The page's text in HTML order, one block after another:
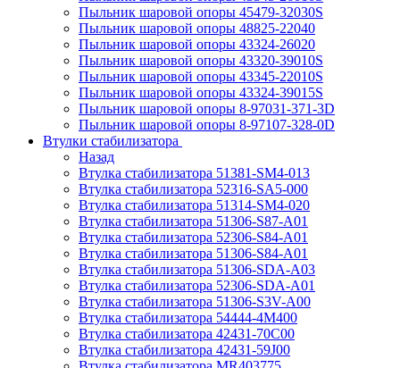
Пыльник шаровой опоры 45479-32030S
Пыльник шаровой опоры 48825-22040
Пыльник шаровой опоры 43324-26020
Пыльник шаровой опоры 43320-39010S
Пыльник шаровой опоры 43345-22010S
Пыльник шаровой опоры 43324-39015S
Пыльник шаровой опоры 8-97031-371-3D
Пыльник шаровой опоры 8-97107-328-0D
Втулки стабилизатора
Назад
Втулка стабилизатора 51381-SM4-013
Втулка стабилизатора 52316-SA5-000
Втулка стабилизатора 51314-SM4-020
Втулка стабилизатора 51306-S87-A01
Втулка стабилизатора 52306-S84-A01
Втулка стабилизатора 51306-S84-A01
Втулка стабилизатора 51306-SDA-A03
Втулка стабилизатора 52306-SDA-A01
Втулка стабилизатора 51306-S3V-A00
Втулка стабилизатора 54444-4M400
Втулка стабилизатора 42431-70С00
Втулка стабилизатора 42431-59J00